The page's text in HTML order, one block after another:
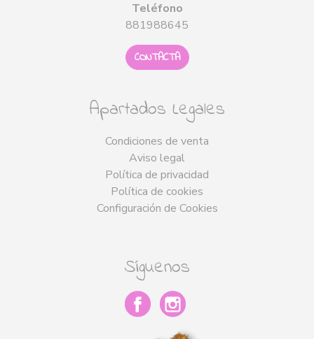
Teléfono
881988645
CONTACTA
Apartados Legales
Condiciones de venta
Aviso legal
Política de privacidad
Política de cookies
Configuración de Cookies
Síguenos